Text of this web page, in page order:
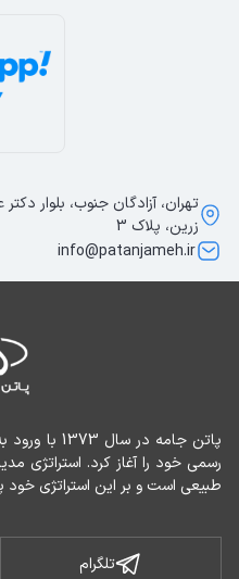
طبیعی است و بر این استراتژی خود
تلگرام
تهران، آزادگان جنوب، بلوار
زرین، پلاک 3
info@patanjameh.ir